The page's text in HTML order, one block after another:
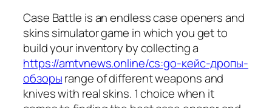
Case Battle is an endless case openers and
skins simulator game in which you get to
build your inventory by collecting a
https://amtvnews.online/cs:go-кейс-дропы-
обзорыrange of different weapons and
knives with real skins. 1 choice when it